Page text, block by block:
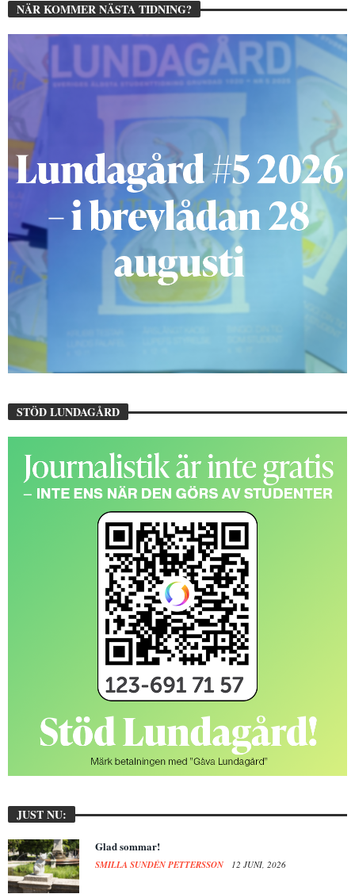
NÄR KOMMER NÄSTA TIDNING?
STÖD LUNDAGÅRD
JUST NU:
Glad sommar!
SMILLA SUNDÉN PETTERSSON 12 JUNI, 2026